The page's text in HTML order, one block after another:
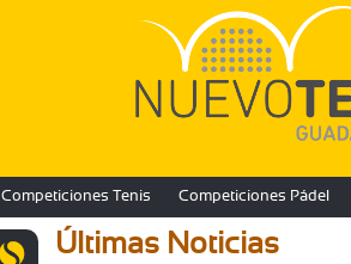
Competiciones Tenis Competiciones Pádel
Últimas Noticias